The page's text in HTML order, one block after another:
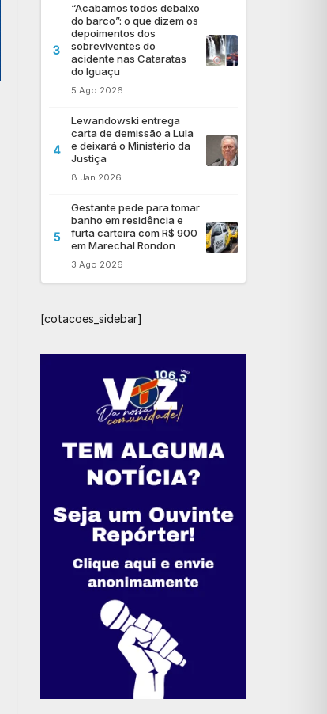
3
“Acabamos todos debaixo
do barco”: o que dizem os
depoimentos dos
sobreviventes do
acidente nas Cataratas
do Iguaçu
5 Ago 2026
4
Lewandowski entrega
carta de demissão a Lula
e deixará o Ministério da
Justiça
8 Jan 2026
5
Gestante pede para tomar
banho em residência e
furta carteira com R$ 900
em Marechal Rondon
3 Ago 2026
[cotacoes_sidebar]